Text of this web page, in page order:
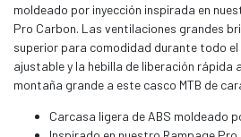
moldeado por inyección inspirada en
Pro Carbon. Las ventilaciones grandes
superior para comodidad durante todo
ajustable y la hebilla de liberación rápida
montaña grande a este casco MTB de
Carcasa ligera de ABS moldeado